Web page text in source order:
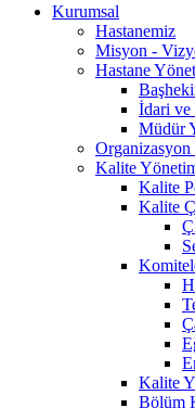
Kurumsal
Hastanemiz
Misyon -
Hastane
İdari
Müdür
Organizasyon
Kalite
Kalite
Kalite
Kalite
Bölüm